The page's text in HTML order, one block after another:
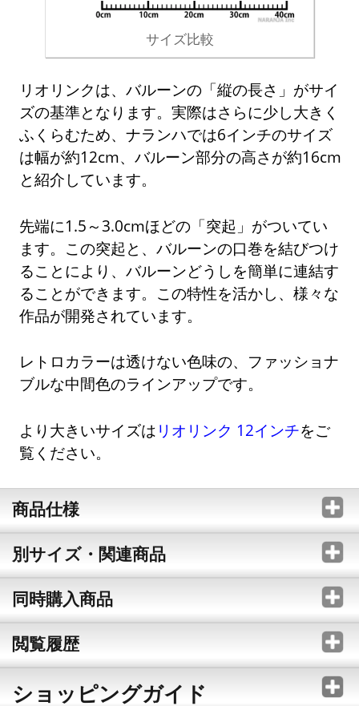
サイズ比較
リオリンクは、バルーンの「縦の長さ」がサイ
ズの基準となります。実際はさらに少し大きく
ふくらむため、ナランハでは6インチのサイズ
は幅が約12cm、バルーン部分の高さが約16cm
と紹介しています。
先端に1.5～3.0cmほどの「突起」がついてい
ます。この突起と、バルーンの口巻を結びつけ
ることにより、バルーンどうしを簡単に連結す
ることができます。この特性を活かし、様々な
作品が開発されています。
レトロカラーは透けない色味の、ファッショナ
ブルな中間色のラインアップです。
より大きいサイズは リオリンク 12インチをご
覧ください。
商品仕様
別サイズ・関連商品
同時購入商品
閲覧履歴
ショッピングガイド